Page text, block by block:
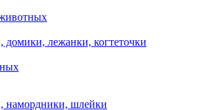
лежанки, когтеточки
намордники, шлейки